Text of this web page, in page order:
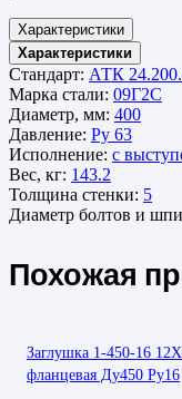
Характеристики
Характеристики
Стандарт: АТК
Марка стали: 09Г2С
Диаметр, мм: 400
Давление: Ру 63
Исполнение: с
Вес, кг: 143.2
Толщина стенки: 5
Диаметр болтов и
Похожая
Заглушка 1-450-16
фланцевая Ду450 Ру16